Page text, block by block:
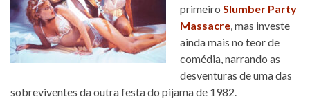
primeiro Slumber Party
Massacre, mas investe
ainda mais no teor de
comédia, narrando as
desventuras de uma das
sobreviventes da outra festa do pijama de 1982.